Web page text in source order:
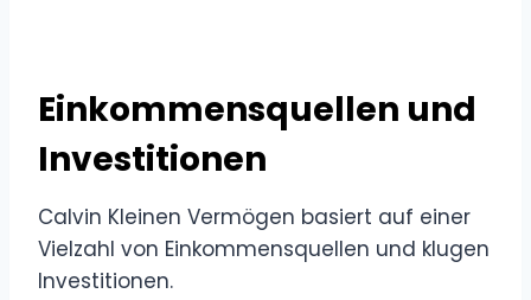
Einkommensquellen und
Investitionen
Calvin Kleinen Vermögen basiert auf einer
Vielzahl von Einkommensquellen und klugen
Investitionen.